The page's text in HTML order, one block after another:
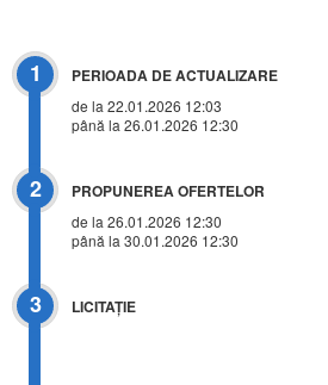
1 PERIOADA DE ACTUALIZARE
de la 22.01.2026 12:03
până la 26.01.2026 12:30
2 PROPUNEREA OFERTELOR
de la 26.01.2026 12:30
până la 30.01.2026 12:30
3 LICITAŢIE